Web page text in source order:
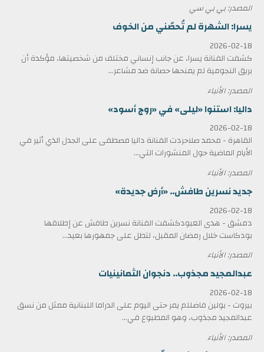
المصدر: بي بي سي
يسرا: الشهرة لم تُحصّني من الخوف
2026-02-18
كشفت الفنانة يسرا، عن جانب إنساني مختلف من شخصيتها، مؤكدة أن
بريق النجومية لم يمنحها حصانة ضد مشاعر...
المصدر: الأنباء
داليا: استنوا «ليلى» في «روج أسود»
2026-02-18
القاهرة - محمد صلاحردت الفنانة داليا مصطفى على الجدل الذي أثير في
الأيام الماضية حول المنشورات التي...
المصدر: الأنباء
جديد نسرين طافش.. «أرض جديدة»
2026-02-18
دمشق - هدى العبودكشفت الفنانة نسرين طافش عن إطلاقها
بودكاست خلال رمضان المقبل، لتطل على جمهورها بعيد...
المصدر: الأنباء
عبدالمجيد مجذوب.. دنجوان الثمانينيات
2026-02-18
بيروت - بولين فاضللم يمر حتى اليوم على الدراما اللبنانية ممثل من نسق
عبدالمجيد مجذوب، وهو المطبوع في...
المصدر: الأنباء